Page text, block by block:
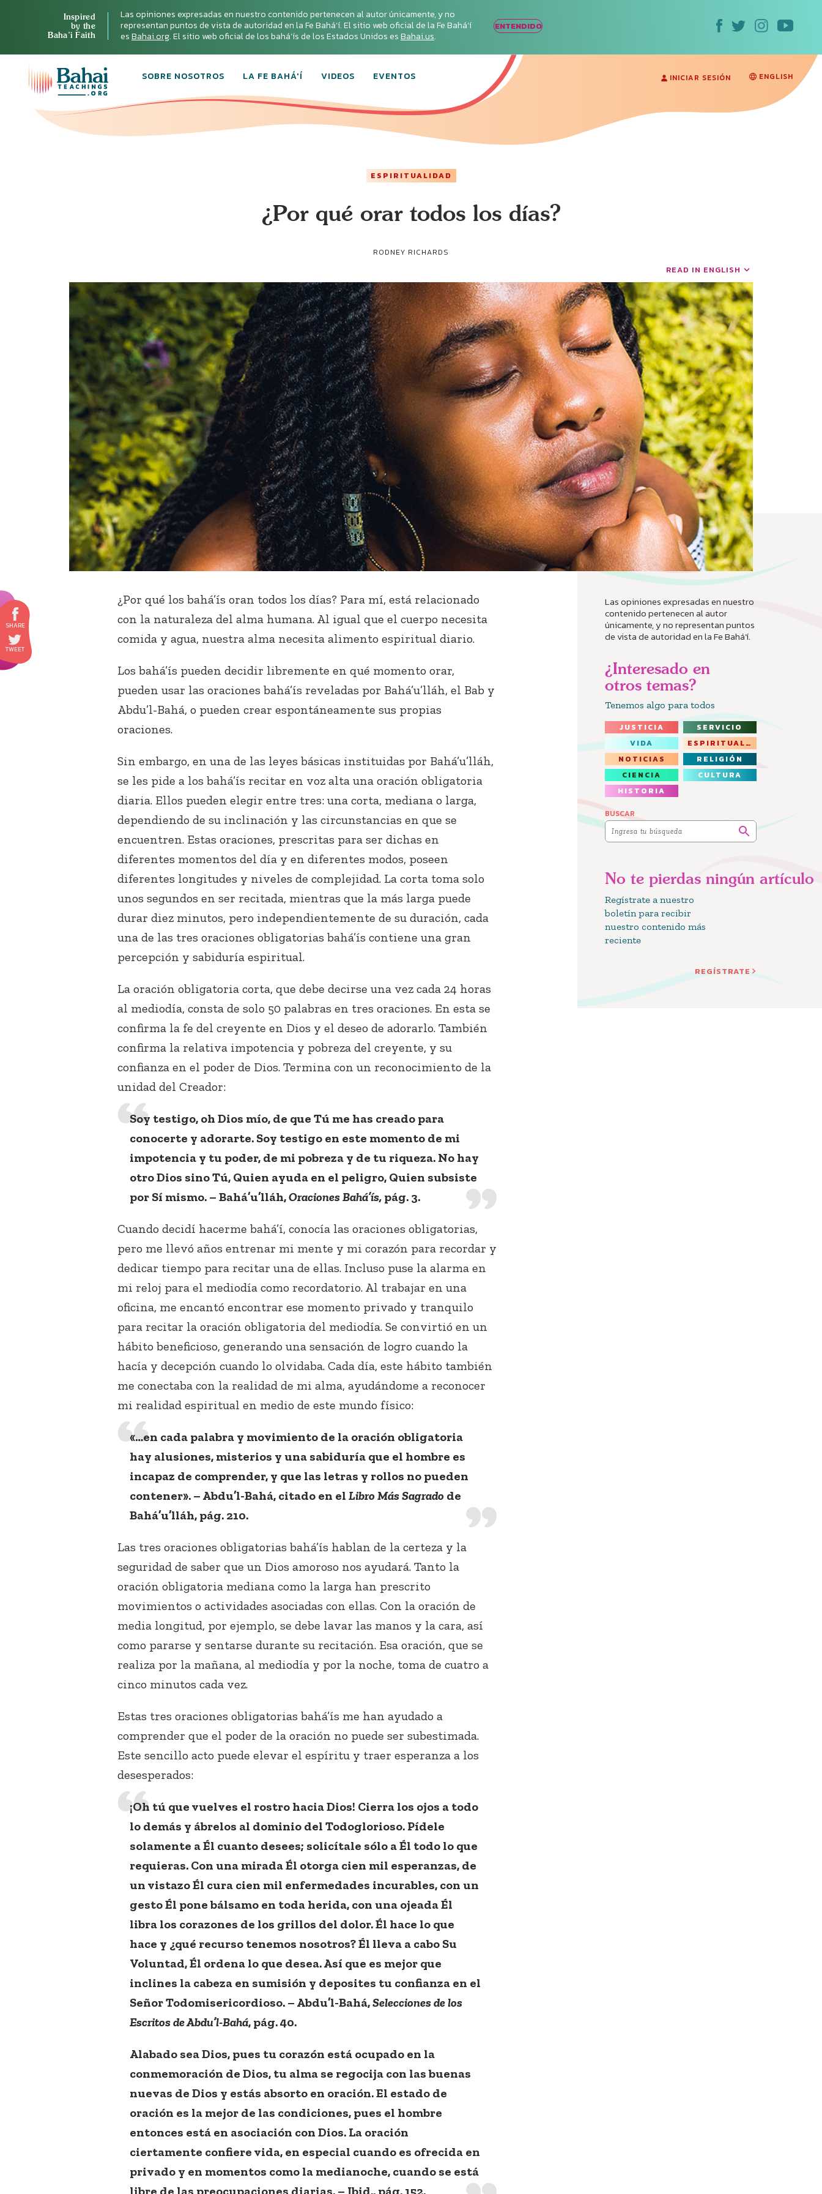
Inspired
by the
Baha’i Faith
Las opiniones expresadas en nuestro contenido pertenecen al autor únicamente, y no
representan puntos de vista de autoridad en la Fe Bahá‘í. El sitio web oficial de la Fe Bahá‘í
esBahai.org. El sitio web oficial de los bahá’ís de los Estados Unidos esBahai.us.
ENTENDIDO
SOBRE NOSOTROS LA FE BAHÁ'Í VIDEOS EVENTOS INICIAR SESIÓN ENGLISH
ESPIRITUALIDAD
¿Por qué orar todos los días?
RODNEY RICHARDS
READ IN ENGLISH
Las opiniones expresadas en nuestro
contenido pertenecen al autor
únicamente, y no representan puntos
de vista de autoridad en la Fe Bahá’í.
¿Interesado en
otros temas?
Tenemos algo para todos
JUSTICIA
SERVICIO
VIDA
ESPIRITUALIDAD
NOTICIAS
RELIGIÓN
CIENCIA
CULTURA
HISTORIA
BUSCAR
No te pierdas ningún artículo
Regístrate a nuestro
boletín para recibir
nuestro contenido más
reciente
REGÍSTRATE
¿Por qué los bahá’ís oran todos los días? Para mí, está relacionado
con la naturaleza del alma humana. Al igual que el cuerpo necesita
comida y agua, nuestra alma necesita alimento espiritual diario.
Los bahá’ís pueden decidir libremente en qué momento orar,
pueden usar las oraciones bahá’ís reveladas por Bahá’u’lláh, el Bab y
Abdu’l-Bahá, o pueden crear espontáneamente sus propias
oraciones.
Sin embargo, en una de las leyes básicas instituidas por Bahá’u’lláh,
se les pide a los bahá’ís recitar en voz alta una oración obligatoria
diaria. Ellos pueden elegir entre tres: una corta, mediana o larga,
dependiendo de su inclinación y las circunstancias en que se
encuentren. Estas oraciones, prescritas para ser dichas en
diferentes momentos del día y en diferentes modos, poseen
diferentes longitudes y niveles de complejidad. La corta toma solo
unos segundos en ser recitada, mientras que la más larga puede
durar diez minutos, pero independientemente de su duración, cada
una de las tres oraciones obligatorias bahá’ís contiene una gran
percepción y sabiduría espiritual.
La oración obligatoria corta, que debe decirse una vez cada 24 horas
al mediodía, consta de solo 50 palabras en tres oraciones. En esta se
confirma la fe del creyente en Dios y el deseo de adorarlo. También
confirma la relativa impotencia y pobreza del creyente, y su
confianza en el poder de Dios. Termina con un reconocimiento de la
unidad del Creador:
Soy testigo, oh Dios mío, de que Tú me has creado para
conocerte y adorarte. Soy testigo en este momento de mi
impotencia y tu poder, de mi pobreza y de tu riqueza. No hay
otro Dios sino Tú, Quien ayuda en el peligro, Quien subsiste
por Sí mismo. – Bahá’u’lláh,Oraciones Bahá’ís, pág. 3.
Cuando decidí hacerme bahá’í, conocía las oraciones obligatorias,
pero me llevó años entrenar mi mente y mi corazón para recordar y
dedicar tiempo para recitar una de ellas. Incluso puse la alarma en
mi reloj para el mediodía como recordatorio. Al trabajar en una
oficina, me encantó encontrar ese momento privado y tranquilo
para recitar la oración obligatoria del mediodía. Se convirtió en un
hábito beneficioso, generando una sensación de logro cuando la
hacía y decepción cuando lo olvidaba. Cada día, este hábito también
me conectaba con la realidad de mi alma, ayudándome a reconocer
mi realidad espiritual en medio de este mundo físico:
«…en cada palabra y movimiento de la oración obligatoria
hay alusiones, misterios y una sabiduría que el hombre es
incapaz de comprender, y que las letras y rollos no pueden
contener». – Abdu’l-Bahá, citado en el Libro Más Sagrado de
Bahá’u’lláh, pág. 210.
Las tres oraciones obligatorias bahá’ís hablan de la certeza y la
seguridad de saber que un Dios amoroso nos ayudará. Tanto la
oración obligatoria mediana como la larga han prescrito
movimientos o actividades asociadas con ellas. Con la oración de
media longitud, por ejemplo, se debe lavar las manos y la cara, así
como pararse y sentarse durante su recitación. Esa oración, que se
realiza por la mañana, al mediodía y por la noche, toma de cuatro a
cinco minutos cada vez.
Estas tres oraciones obligatorias bahá’ís me han ayudado a
comprender que el poder de la oración no puede ser subestimada.
Este sencillo acto puede elevar el espíritu y traer esperanza a los
desesperados:
¡Oh tú que vuelves el rostro hacia Dios! Cierra los ojos a todo
lo demás y ábrelos al dominio del Todoglorioso. Pídele
solamente a Él cuanto desees; solicítale sólo a Él todo lo que
requieras. Con una mirada Él otorga cien mil esperanzas, de
un vistazo Él cura cien mil enfermedades incurables, con un
gesto Él pone bálsamo en toda herida, con una ojeada Él
libra los corazones de los grillos del dolor. Él hace lo que
hace y ¿qué recurso tenemos nosotros? Él lleva a cabo Su
Voluntad, Él ordena lo que desea. Así que es mejor que
inclines la cabeza en sumisión y deposites tu confianza en el
Señor Todomisericordioso. – Abdu’l-Bahá,Selecciones de los
Escritos de Abdu’l-Bahá, pág. 40.
Alabado sea Dios, pues tu corazón está ocupado en la
conmemoración de Dios, tu alma se regocija con las buenas
nuevas de Dios y estás absorto en oración. El estado de
oración es la mejor de las condiciones, pues el hombre
entonces está en asociación con Dios. La oración
ciertamente confiere vida, en especial cuando es ofrecida en
privado y en momentos como la medianoche, cuando se está
libre de las preocupaciones diarias. – Ibid., pág. 152.
los Bahá'ís de